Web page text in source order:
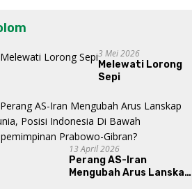
3 Mei 2026
Melewati Lorong
Sepi
13 April 2026
Perang AS-Iran
Mengubah Arus Lanskap